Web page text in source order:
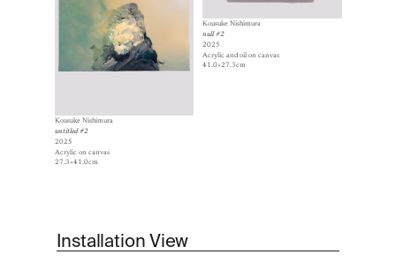
Kousuke Nishimura
untitled #2
2025
Acrylic on canvas
27.3×41.0cm
Kousuke Nishimura
null #2
2025
Acrylic and oil on canvas
41.0×27.3cm
Installation View